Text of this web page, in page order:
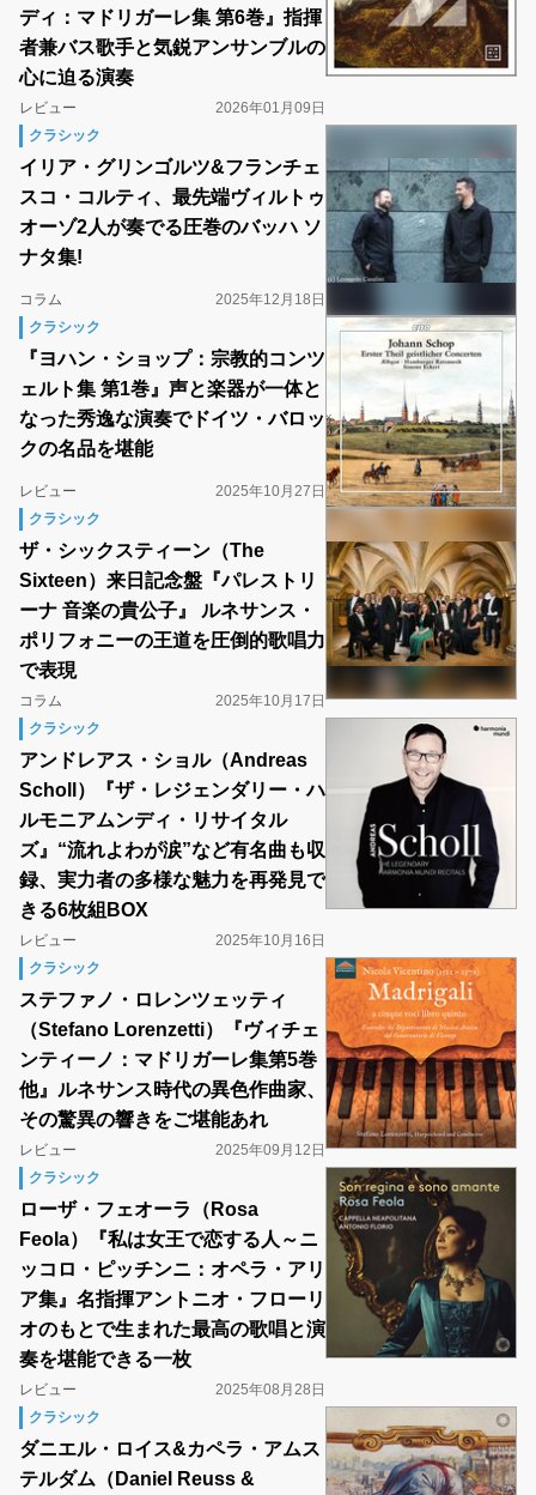
ディ：マドリガーレ集 第6巻』指揮
者兼バス歌手と気鋭アンサンブルの
心に迫る演奏
レビュー
2026年01月09日
クラシック
イリア・グリンゴルツ&フランチェ
スコ・コルティ、最先端ヴィルトゥ
オーゾ2人が奏でる圧巻のバッハ ソ
ナタ集!
コラム
2025年12月18日
クラシック
『ヨハン・ショップ：宗教的コンツ
ェルト集 第1巻』声と楽器が一体と
なった秀逸な演奏でドイツ・バロッ
クの名品を堪能
レビュー
2025年10月27日
クラシック
ザ・シックスティーン（The
Sixteen）来日記念盤『パレストリ
ーナ 音楽の貴公子』 ルネサンス・
ポリフォニーの王道を圧倒的歌唱力
で表現
コラム
2025年10月17日
クラシック
アンドレアス・ショル（Andreas
Scholl）『ザ・レジェンダリー・ハ
ルモニアムンディ・リサイタル
ズ』“流れよわが涙”など有名曲も収
録、実力者の多様な魅力を再発見で
きる6枚組BOX
レビュー
2025年10月16日
クラシック
ステファノ・ロレンツェッティ
（Stefano Lorenzetti）『ヴィチェ
ンティーノ：マドリガーレ集第5巻
他』ルネサンス時代の異色作曲家、
その驚異の響きをご堪能あれ
レビュー
2025年09月12日
クラシック
ローザ・フェオーラ（Rosa
Feola）『私は女王で恋する人～ニ
ッコロ・ピッチンニ：オペラ・アリ
ア集』名指揮アントニオ・フローリ
オのもとで生まれた最高の歌唱と演
奏を堪能できる一枚
レビュー
2025年08月28日
クラシック
ダニエル・ロイス&カペラ・アムス
テルダム（Daniel Reuss &